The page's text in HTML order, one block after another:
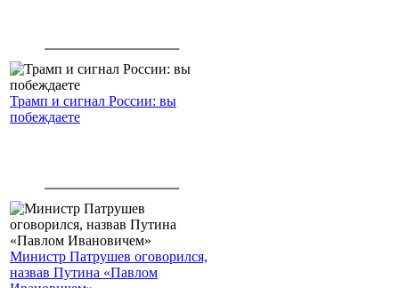
Трамп и сигнал России: вы
побеждаете
Министр Патрушев оговорился,
назвав Путина «Павлом